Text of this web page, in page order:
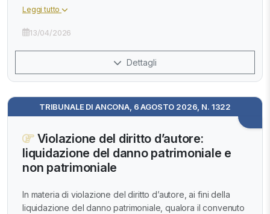
Leggi tutto
13/04/2026
Dettagli
TRIBUNALE DI ANCONA, 6 AGOSTO 2026, N. 1322
Violazione del diritto d’autore:
liquidazione del danno patrimoniale e
non patrimoniale
In materia di violazione del diritto d’autore, ai fini della
liquidazione del danno patrimoniale, qualora il convenuto